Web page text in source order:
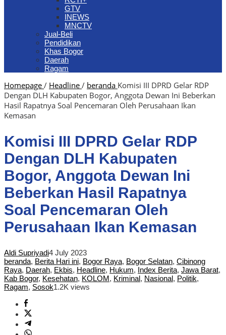
GTV
INEWS
MNCTV
Jual-Beli
Pendidikan
Khas Bogor
Daerah
Ragam
Homepage / Headline / beranda Komisi III DPRD Gelar RDP
Dengan DLH Kabupaten Bogor, Anggota Dewan Ini Beberkan
Hasil Rapatnya Soal Pencemaran Oleh Perusahaan Ikan
Kemasan
Komisi III DPRD Gelar RDP
Dengan DLH Kabupaten
Bogor, Anggota Dewan Ini
Beberkan Hasil Rapatnya
Soal Pencemaran Oleh
Perusahaan Ikan Kemasan
Aldi Supriyadi4 July 2023
beranda, Berita Hari ini, Bogor Raya, Bogor Selatan, Cibinong
Raya, Daerah, Ekbis, Headline, Hukum, Index Berita, Jawa Barat,
Kab Bogor, Kesehatan, KOLOM, Kriminal, Nasional, Politik,
Ragam, Sosok1.2K views